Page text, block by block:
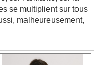
sur l'amiante, sur la
se multiplient sur tous
malheureusement,